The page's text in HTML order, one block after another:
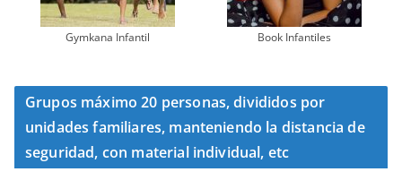
Gymkana Infantil Book Infantiles
Grupos máximo 20 personas, divididos por
unidades familiares, manteniendo la distancia de
seguridad, con material individual, etc